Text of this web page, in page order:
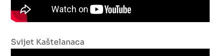
Svijet Kaštelanaca